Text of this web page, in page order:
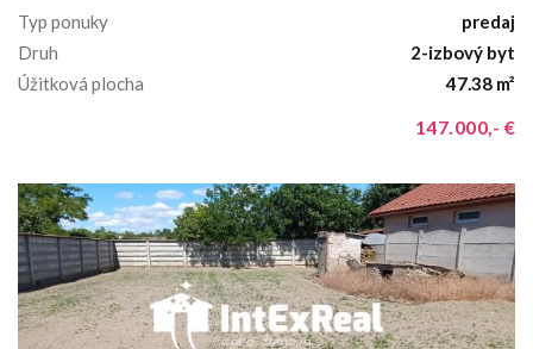
Typ ponuky
predaj
Druh
2-izbový byt
Úžitková plocha
47.38 m²
147.000,- €